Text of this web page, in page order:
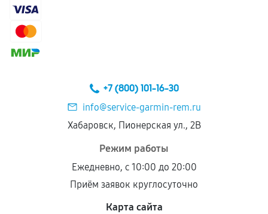
+7 (800) 101-16-30
info@service-garmin-rem.ru
Хабаровск, Пионерская ул., 2В
Режим работы
Ежедневно, с 10:00 до 20:00
Приём заявок круглосуточно
Карта сайта